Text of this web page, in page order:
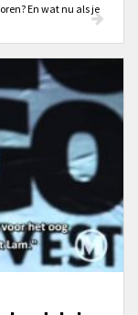
En wat nu als je